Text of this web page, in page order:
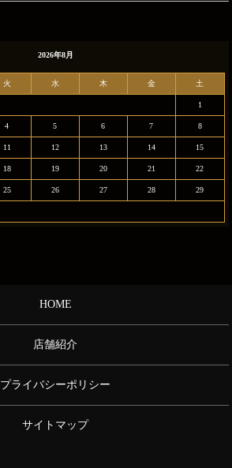
2026年8月
火 水 木 金 土
1
4 5 6 7 8
11 12 13 14 15
18 19 20 21 22
25 26 27 28 29
HOME
店舗紹介
プライバシーポリシー
サイトマップ